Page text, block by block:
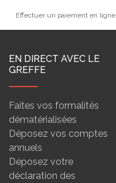
Effectuer un paiement en ligne
EN DIRECT AVEC LE
GREFFE
Faites vos formalités
dématérialisées
Déposez vos comptes
annuels
Déposez votre
déclaration des